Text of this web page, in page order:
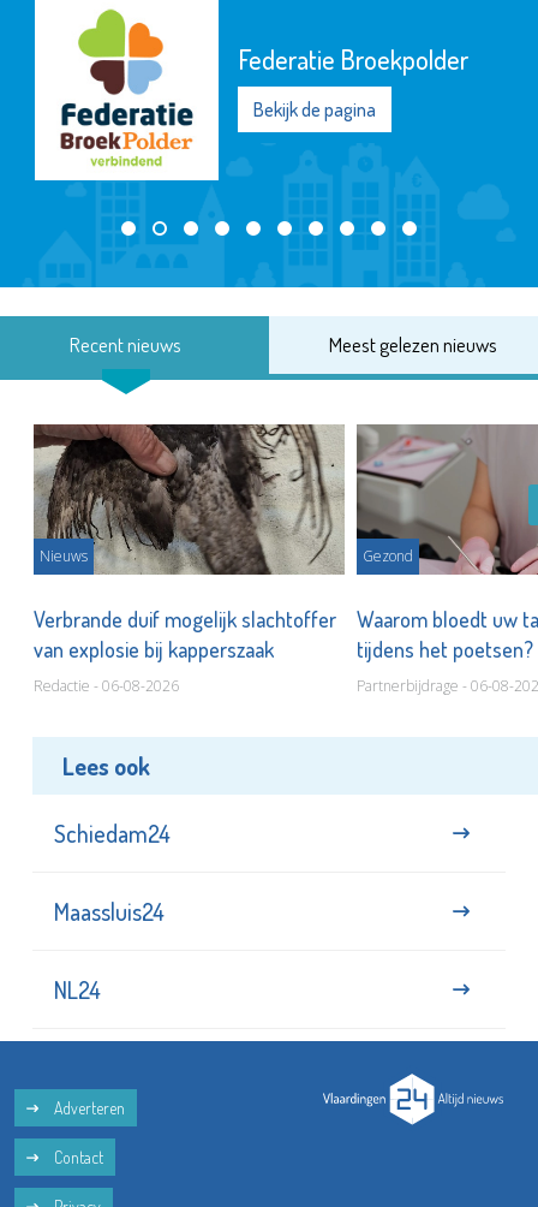
Federatie Broekpolder
Bekijk de pagina
Recent nieuws Meest gelezen nieuws
Nieuws
Verbrande duif mogelijk slachtoffer
van explosie bij kapperszaak
Redactie - 06-08-2026
Gezond
Waarom bloedt uw
tijdens het poetsen?
Partnerbijdrage - 06-08-
Lees ook
Schiedam24
Maassluis24
NL24
Adverteren
Contact